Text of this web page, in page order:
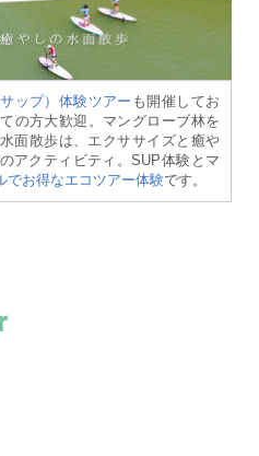
ップ）体験ツアー も開催してお
の方大歓迎。マングローブ林を
面散歩は、エクササイズと癒や
アクティビティ。SUP体験とマ
でお得なエコツアー体験です。